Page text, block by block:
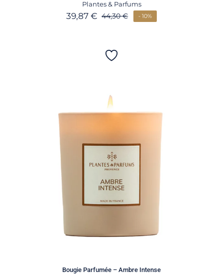
Plantes & Parfums
44,30€
39,87€ - 10%
Bougie Parfumée – Ambre Intense